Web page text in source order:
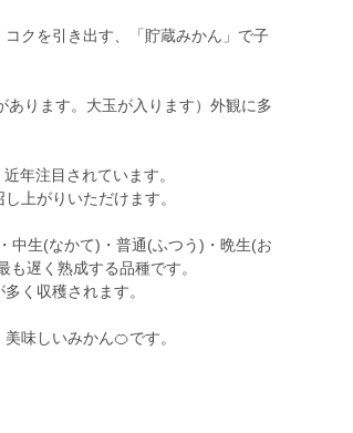
クを引き出す、「貯蔵みかん」で子
ります。大玉が入ります）外観に多
年注目されています。
上がりいただけます。
中生(なかて)・普通(ふつう)・晩生(お
遅く熟成する品種です。
く収穫されます。
味しいみかん🍊です。